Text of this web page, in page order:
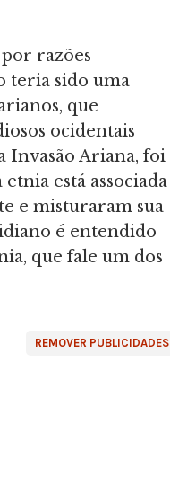
razões
teria sido uma
que
ocidentais
Invasão Ariana, foi
está associada
e misturaram sua
é entendido
que fale um dos
REMOVER PUBLICIDADES